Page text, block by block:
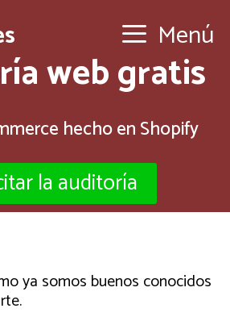
Menú
web gratis
hecho en Shopify
la auditoría
ya somos buenos conocidos